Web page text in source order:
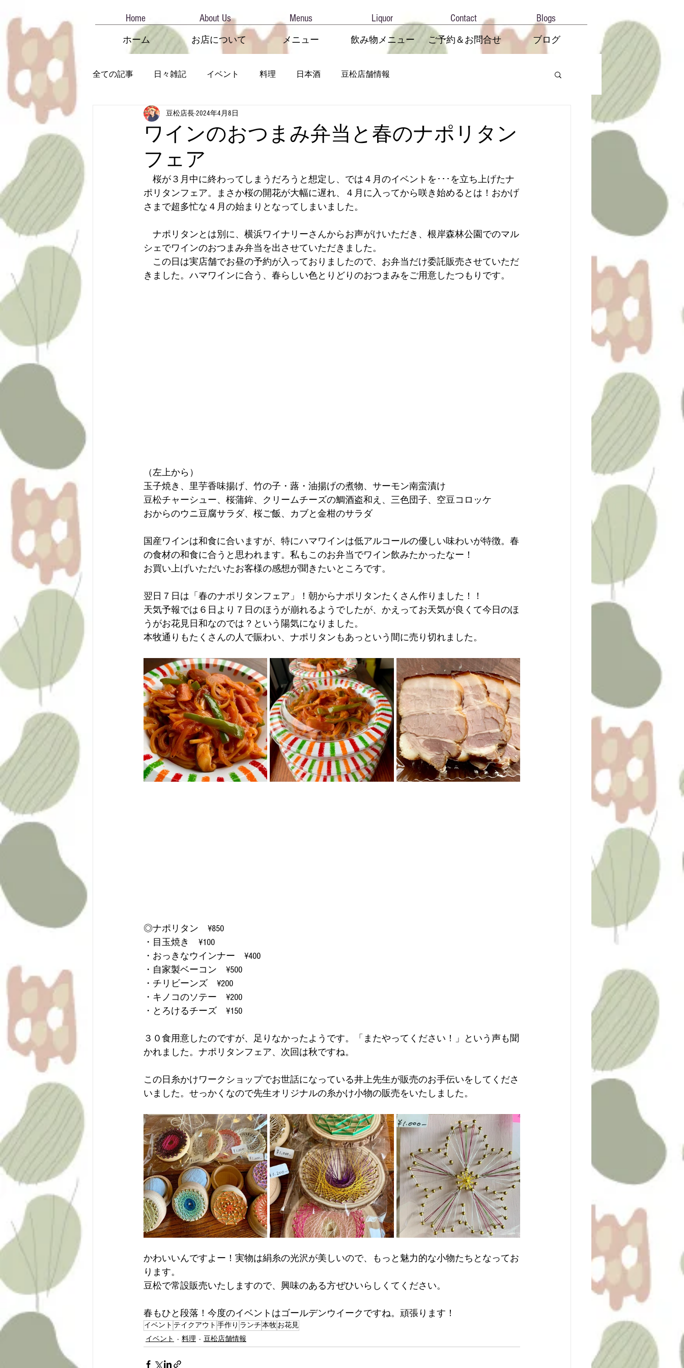
ホーム お店について メニュー 飲み物メニュー ご予約＆お問合せ ブログ
Home About Us Menus Liquor Contact Blogs
全ての記事 日々雑記 イベント 料理 日本酒 豆松店舗情報
ワインのおつまみ弁当と春のナポリタン
フェア
豆松店長2024年4月8日
桜が３月中に終わってしまうだろうと想定し、では４月のイベントを･･･を立ち上げたナ
ポリタンフェア。まさか桜の開花が大幅に遅れ、４月に入ってから咲き始めるとは！おかげ
さまで超多忙な４月の始まりとなってしまいました。
ナポリタンとは別に、横浜ワイナリーさんからお声がけいただき、根岸森林公園でのマル
シェでワインのおつまみ弁当を出させていただきました。
この日は実店舗でお昼の予約が入っておりましたので、お弁当だけ委託販売させていただ
きました。ハマワインに合う、春らしい色とりどりのおつまみをご用意したつもりです。
（左上から）
玉子焼き、里芋香味揚げ、竹の子・蕗・油揚げの煮物、サーモン南蛮漬け
豆松チャーシュー、桜蒲鉾、クリームチーズの鯛酒盗和え、三色団子、空豆コロッケ
おからのウニ豆腐サラダ、桜ご飯、カブと金柑のサラダ
国産ワインは和食に合いますが、特にハマワインは低アルコールの優しい味わいが特徴。春
の食材の和食に合うと思われます。私もこのお弁当でワイン飲みたかったなー！
お買い上げいただいたお客様の感想が聞きたいところです。
翌日７日は「春のナポリタンフェア」！朝からナポリタンたくさん作りました！！
天気予報では６日より７日のほうが崩れるようでしたが、かえってお天気が良くて今日のほ
うがお花見日和なのでは？という陽気になりました。
本牧通りもたくさんの人で賑わい、ナポリタンもあっという間に売り切れました。
◎ナポリタン　¥850
・目玉焼き　¥100
・おっきなウインナー　¥400
・自家製ベーコン　¥500
・チリビーンズ　¥200
・キノコのソテー　¥200
・とろけるチーズ　¥150
３０食用意したのですが、足りなかったようです。「またやってください！」という声も聞
かれました。ナポリタンフェア、次回は秋ですね。
この日糸かけワークショップでお世話になっている井上先生が販売のお手伝いをしてくださ
いました。せっかくなので先生オリジナルの糸かけ小物の販売をいたしました。
かわいいんですよー！実物は絹糸の光沢が美しいので、もっと魅力的な小物たちとなってお
ります。
豆松で常設販売いたしますので、興味のある方ぜひいらしくてください。
春もひと段落！今度のイベントはゴールデンウイークですね。頑張ります！
イベント テイクアウト 手作り ランチ本牧お花見
イベント 料理 豆松店舗情報